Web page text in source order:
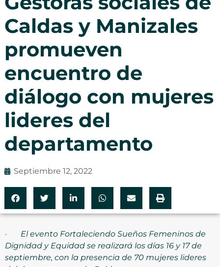
Caldas y Manizales
promueven
encuentro de
diálogo con mujeres
lideres del
departamento
Septiembre 12, 2022
· El evento Fortaleciendo Sueños Femeninos de
Dignidad y Equidad se realizará los días 16 y 17 de
septiembre, con la presencia de 70 mujeres lideres